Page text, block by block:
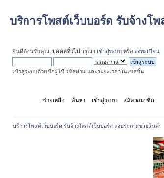
บริการโพสต์เว็บบอร์ด รับจ้างโ
ยินดีต้อนรับคุณ, บุคคลทั่วไป กรุณา เข้าสู่ระบบ หรือ ลงทะเบียน
เข้าสู่ระบบด้วยชื่อผู้ใช้ รหัสผ่าน และระยะเวลาในเซสชั่น
ช่วยเหลือ ค้นหา เข้าสู่ระบบ สมัครสมาชิก
บริการโพสต์เว็บบอร์ด รับจ้างโพสต์เว็บบอร์ด ลงประกาศขายสินค้า